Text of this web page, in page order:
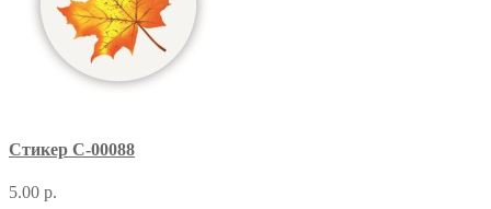
Стикер С-00088
5.00 р.